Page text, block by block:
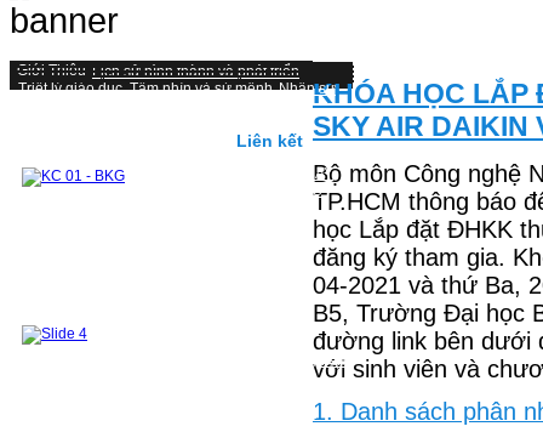
Giới Thiệu Lịch sử hình thành và phát triển
Triết lý giáo duc, Tầm nhìn và sứ mệnh Nhân sự
Mục tiêu, chuẩn đầu ra và hình thức đánh giá
CHƯƠNG TRÌNH ĐÀO TẠO TỪ 2019 ĐẾN NAY
CHƯƠNG TRÌNH ĐÀO TẠO 2018 VỀ TRƯỚC
Công bố khoa học
Các khoá đào tạo cho doanh nghiệp
Mục tiêu của phòng thí nghiệm
Phòng thí nghiệm Nhiệt động và Truyền nhiệt
Liên kết
KHÓA HỌC LẮP
SKY AIR DAIKIN
Bộ môn Công nghệ
TP.HCM thông báo
học Lắp đặt ĐHKK
đăng ký tham gia.
04-2021 và thứ Ba,
B5, Trường Đại học
đường link bên dưới
với sinh viên và
1. Danh sách phân